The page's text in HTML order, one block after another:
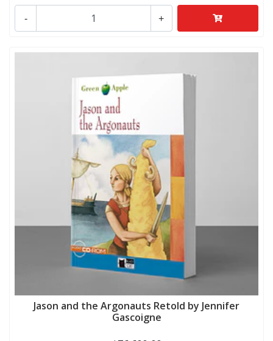
+
-
Jason and the Argonauts Retold by Jennifer
Gascoigne